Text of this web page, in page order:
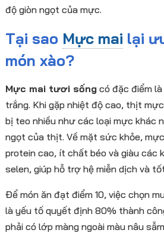
độ giòn ngọt của mực.
Tại sao Mực mai lại
món xào?
Mực mai tươi sốngcó đặc điểm
trắng. Khi gặp nhiệt độ cao, thịt
bị teo nhiều như các loại mực khác
ngọt của thịt. Về mặt sức khỏe,
protein cao, ít chất béo và giàu các
selen, giúp hỗ trợ hệ miễn dịch và
Để món ăn đạt điểm 10, việc chọn
là yếu tố quyết định 80% thành
phải có lớp màng ngoài màu nâu